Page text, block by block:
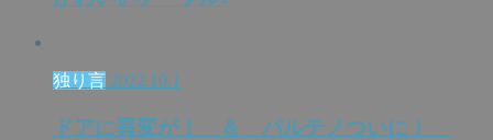
独り言 2022.10.1
ドアに異変が！ ＆ パルテノついに！